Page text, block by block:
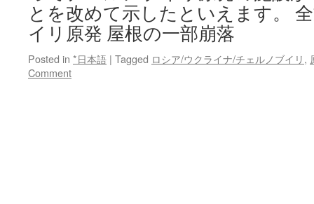
とを改めて示したといえます。
イリ原発 屋根の一部崩落
Posted in *日本語 | Tagged ロシア/ウクライナ/チェルノブイリ,
Comment